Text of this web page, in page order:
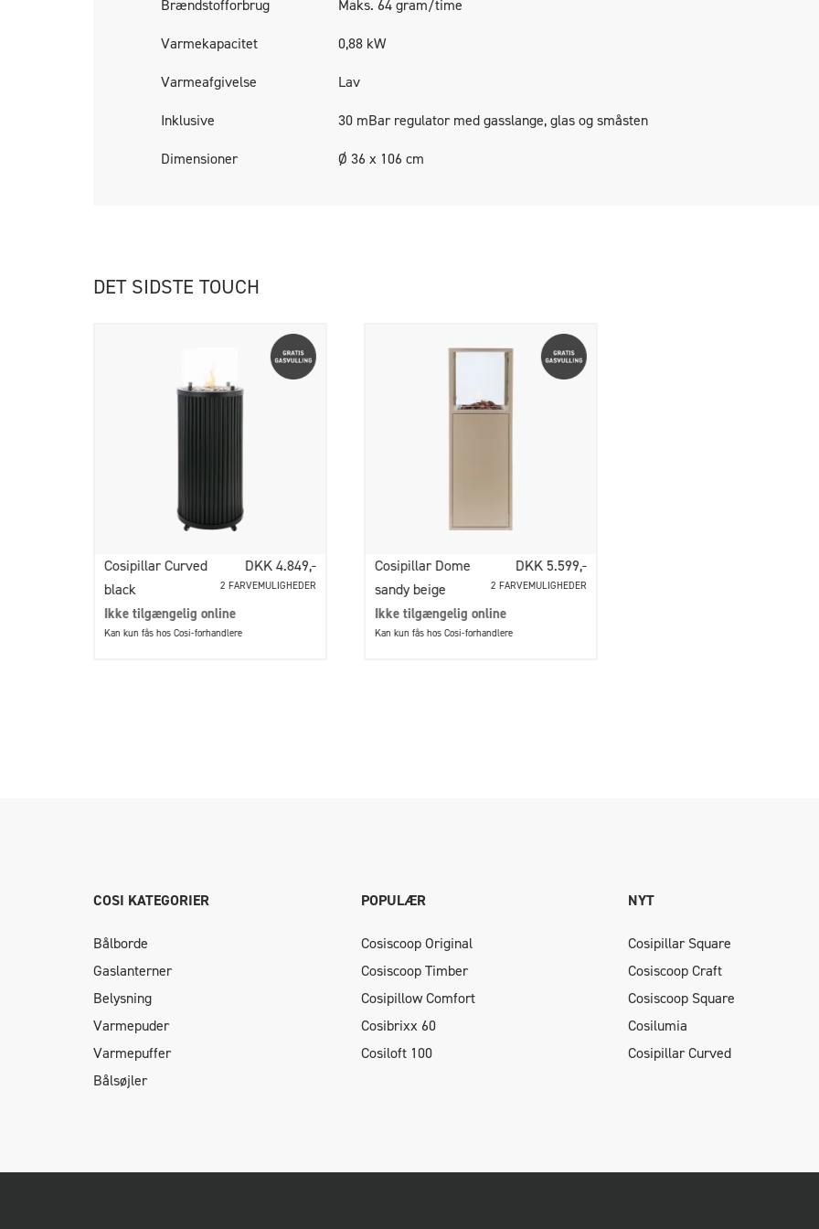
Brændstofforbrug
Maks. 64 gram/time
Varmekapacitet
0,88 kW
Varmeafgivelse
Lav
Inklusive
30 mBar regulator med gasslange, glas og småsten
Dimensioner
Ø 36 x 106 cm
DET SIDSTE TOUCH
Cosipillar Curved
black
DKK 4.849,-
2 FARVEMULIGHEDER
Ikke tilgængelig online
Kan kun fås hos Cosi-forhandlere
Cosipillar Dome
sandy beige
DKK 5.599,-
2 FARVEMULIGHEDER
Ikke tilgængelig online
Kan kun fås hos Cosi-forhandlere
COSI KATEGORIER
Bålborde
Gaslanterner
Belysning
Varmepuder
Varmepuffer
Bålsøjler
POPULÆR
Cosiscoop Original
Cosiscoop Timber
Cosipillow Comfort
Cosibrixx 60
Cosiloft 100
NYT
Cosipillar Square
Cosiscoop Craft
Cosiscoop Square
Cosilumia
Cosipillar Curved